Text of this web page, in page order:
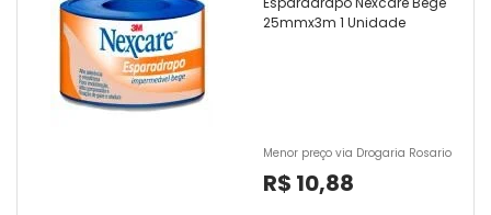
25mmx3m 1 Unidade
Menor preço via Drogaria Rosario
R$ 10,88